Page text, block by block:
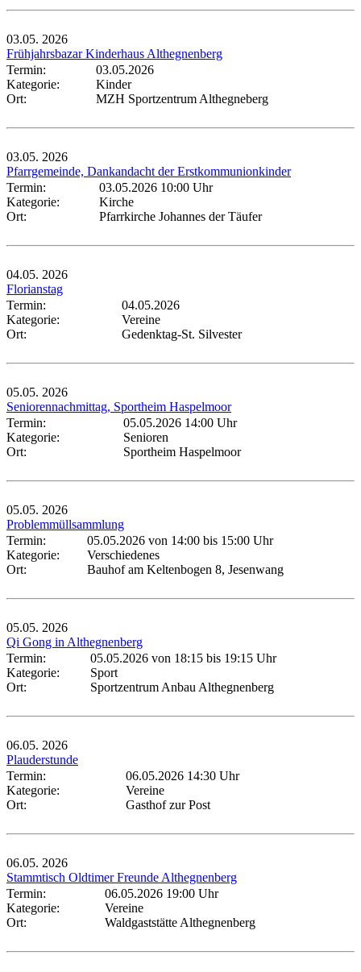
03.05. 2026
Frühjahrsbazar Kinderhaus Althegnenberg
Termin:
03.05.2026
Kategorie:
Kinder
Ort:
MZH Sportzentrum Althegneberg
03.05. 2026
Pfarrgemeinde, Dankandacht der Erstkommunionkinder
Termin:
03.05.2026 10:00 Uhr
Kategorie:
Kirche
Ort:
Pfarrkirche Johannes der Täufer
04.05. 2026
Florianstag
Termin:
04.05.2026
Kategorie:
Vereine
Ort:
Gedenktag-St. Silvester
05.05. 2026
Seniorennachmittag, Sportheim Haspelmoor
Termin:
05.05.2026 14:00 Uhr
Kategorie:
Senioren
Ort:
Sportheim Haspelmoor
05.05. 2026
Problemmüllsammlung
Termin:
05.05.2026 von 14:00 bis 15:00 Uhr
Kategorie:
Verschiedenes
Ort:
Bauhof am Keltenbogen 8, Jesenwang
05.05. 2026
Qi Gong in Althegnenberg
Termin:
05.05.2026 von 18:15 bis 19:15 Uhr
Kategorie:
Sport
Ort:
Sportzentrum Anbau Althegnenberg
06.05. 2026
Plauderstunde
Termin:
06.05.2026 14:30 Uhr
Kategorie:
Vereine
Ort:
Gasthof zur Post
06.05. 2026
Stammtisch Oldtimer Freunde Althegnenberg
Termin:
06.05.2026 19:00 Uhr
Kategorie:
Vereine
Ort:
Waldgaststätte Althegnenberg